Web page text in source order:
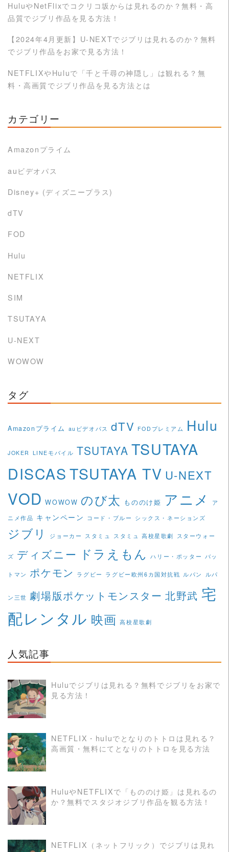
HuluやNetFlixでコクリコ坂からは見れるのか？無料・高
品質でジブリ作品を見る方法！
【2024年4月更新】U-NEXTでジブリは見れるのか？無料
でジブリ作品をお家で見る方法！
NETFLIXやHuluで「千と千尋の神隠し」は観れる？無
料・高画質でジブリ作品を見る方法とは
カテゴリー
Amazonプライム
auビデオパス
Disney+ (ディズニープラス)
dTV
FOD
Hulu
NETFLIX
SIM
TSUTAYA
U-NEXT
WOWOW
タグ
Amazonプライム auビデオパス dTV FODプレミアム Hulu
JOKER LINEモバイル TSUTAYA TSUTAYA
DISCAS TSUTAYA TV U-NEXT
VOD WOWOW のび太 もののけ姫 アニメ
ア
ニメ作品 キャンペーン コード・ブルー シックス・ネーションズ
ジブリ ジョーカー スタミュ スタミュ 高校星歌劇 スターウォー
ズ ディズニー ドラえもん ハリー・ポッター バッ
トマン ポケモン ラグビー ラグビー欧州6カ国対抗戦 ルパン ルパ
ン三世 劇場版ポケットモンスター 北野武 宅
配レンタル 映画 高校星歌劇
人気記事
READ MORE
Huluでジブリは見れる？無料でジブリをお家で
見る方法！
READ MORE
NETFLIX・huluでとなりのトトロは見れる？
高画質・無料にてとなりのトトロを見る方法
READ MORE
HuluやNETFLIXで「もののけ姫」は見れるの
か？無料でスタジオジブリ作品を観る方法！
NETFLIX（ネットフリック）でジブリは見れ